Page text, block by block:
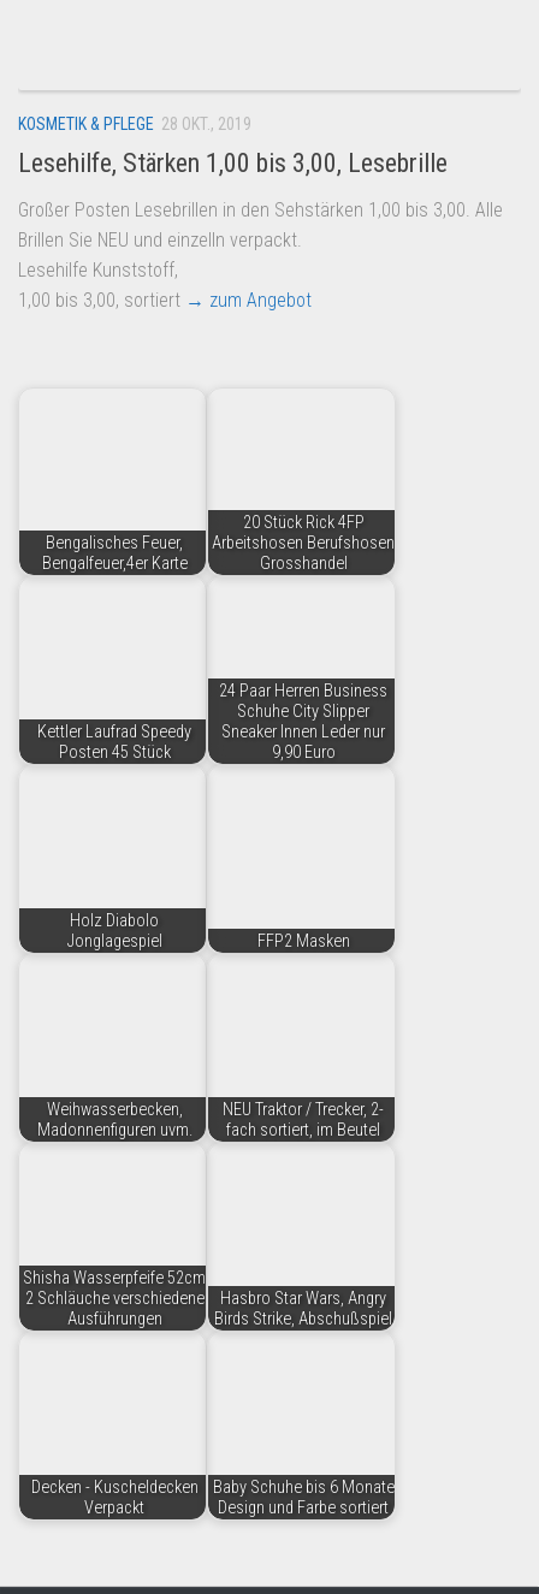
Amazon
Aldi
Lidl
Kostenlos verkaufen
Anmelden
KOSMETIK & PFLEGE 28 OKT., 2019
Lesehilfe, Stärken 1,00 bis 3,00, Lesebrille
Großer Posten Lesebrillen in den Sehstärken 1,00 bis 3,00. Alle
Brillen Sie NEU und einzelln verpackt.
Lesehilfe Kunststoff,
1,00 bis 3,00, sortiert → zum Angebot
Bengalisches Feuer,
Bengalfeuer,4er Karte
20 Stück Rick 4FP
Arbeitshosen Berufshosen
Grosshandel
Kettler Laufrad Speedy
Posten 45 Stück
24 Paar Herren Business
Schuhe City Slipper
Sneaker Innen Leder nur
9,90 Euro
Holz Diabolo
Jonglagespiel
FFP2 Masken
Weihwasserbecken,
Madonnenfiguren uvm.
NEU Traktor / Trecker, 2-
fach sortiert, im Beutel
Shisha Wasserpfeife 52cm
2 Schläuche verschiedene
Ausführungen
Hasbro Star Wars, Angry
Birds Strike, Abschußspiel
Decken - Kuscheldecken
Verpackt
Baby Schuhe bis 6 Monate
Design und Farbe sortiert